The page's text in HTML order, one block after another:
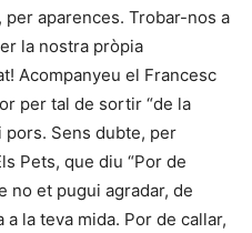
aparences. Trobar-nos a
la nostra pròpia
Acompanyeu el Francesc
per tal de sortir “de la
Sens dubte, per
Pets, que diu “Por de
no et pugui agradar, de
la teva mida. Por de callar,